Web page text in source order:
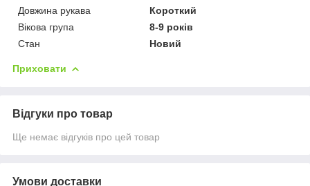
Довжина рукава
Короткий
Вікова група
8-9 років
Стан
Новий
Приховати
Відгуки про товар
Ще немає відгуків про цей товар
Умови доставки